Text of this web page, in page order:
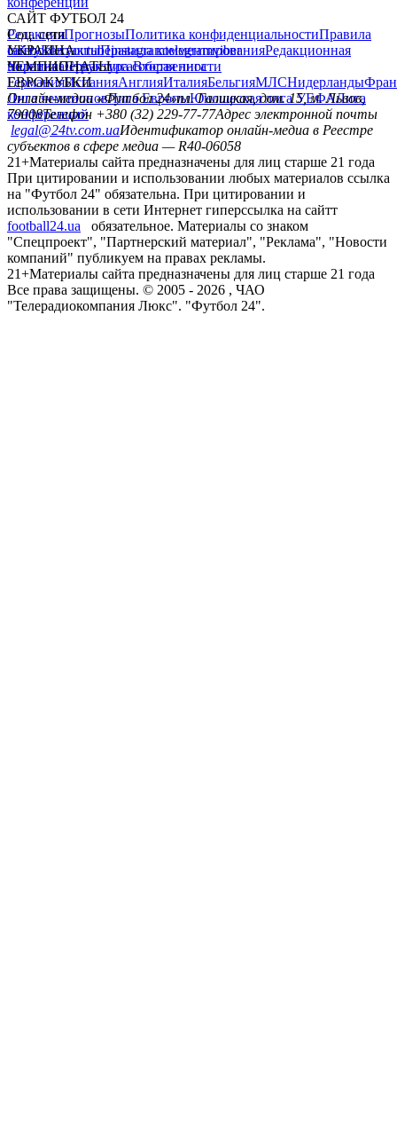
САЙТ ФУТБОЛ 24
РедакцияПрогнозыПолитика конфиденциальностиПравила
сайтуКонтактыПравила комментированияРедакционная
политикаСтруктура собственности
Соц. сети
facebookxyoutubeinstagramtelegramviber
УКРАИНА
УкраинаПервая лигаВторая лига
ЧЕМПИОНАТЫ
ГерманияИспанияАнглияИталияБельгияМЛСНидерланды
ЕВРОКУБКИ
Лига чемпионовЛига ЕвропыЮношеская лига УЕФАЛига
конференций
Онлайн-медиа «Футбол 24»пл. Галицкая, дом. 15, м. Львов,
79008Телефон +380 (32) 229-77-77Адрес электронной почты
legal@24tv.com.uaИдентификатор онлайн-медиа в Реестре
субъектов в сфере медиа — R40-06058
21+Материалы сайта предназначены для лиц старше 21 года
При цитировании и использовании любых материалов ссылка
на "Футбол 24" обязательна. При цитировании и
использовании в сети Интернет гиперссылка на сайтт
football24.ua
обязательное. Материалы со знаком
"Спецпроект", "Партнерский материал", "Реклама", "Новости
компаний" публикуем на правах рекламы.
21+Материалы сайта предназначены для лиц старше 21 года
Все права защищены. © 2005 - 2026 , ЧАО
"Телерадиокомпания Люкс". "Футбол 24".